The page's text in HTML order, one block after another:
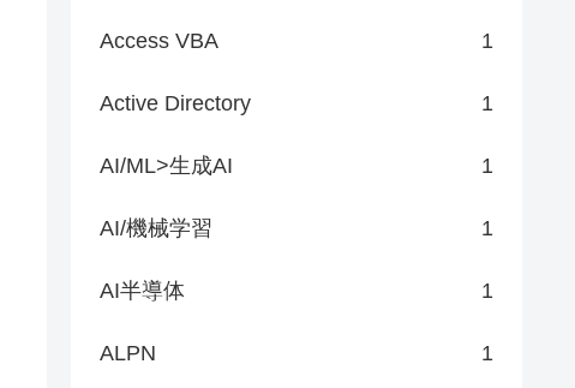
Access VBA 1
Active Directory 1
AI/ML>生成AI 1
AI/機械学習 1
AI半導体 1
ALPN 1